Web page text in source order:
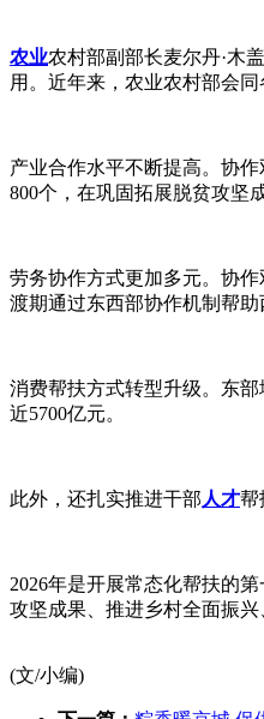
农业农村部副部长麦尔丹·木
用。近年来，农业农村部会
产业合作水平不断提高。协
800个，在巩固拓展脱贫攻坚
劳务协作方式更加多元。协
渡期通过东西部协作机制帮助
消费帮扶方式转型升级。东
近5700亿元。
此外，还扎实推进干部 人才帮
2026年是开展常态化帮扶的
攻坚成果、推进乡村全面振兴
(文/小编)